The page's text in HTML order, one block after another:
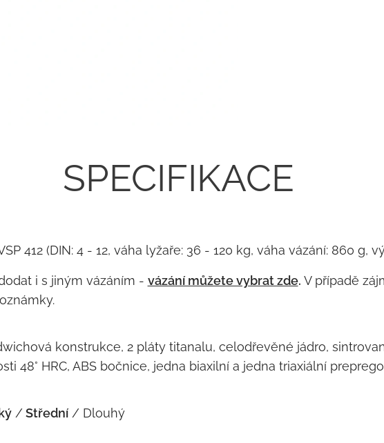
SPECIFIKACE
412 (DIN: 4 - 12, váha lyžaře: 36 - 120 kg, váha vázání: 860 g,
i s jiným vázáním - vázání můžete vybrat zde. V případě
konstrukce, 2 pláty titanalu, celodřevěné jádro,
48° HRC, ABS bočnice, jedna biaxilní a jedna triaxiální
/ Střední/ Dlouhý